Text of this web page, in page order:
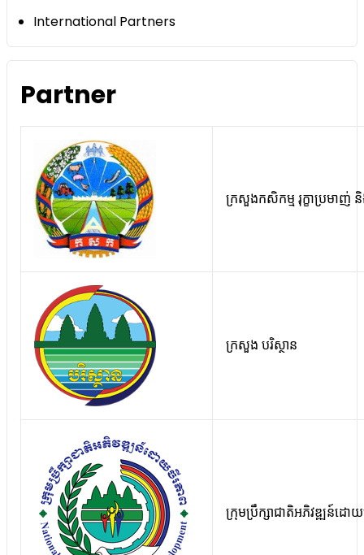
International Partners
Partner
ក្រសួងកសិកម្ម រុក្ខាប្រមាញ់
ក្រសួង បរិស្ថាន
ក្រុមប្រឹក្សាជាតិអភិវឌ្ឍន៍ដោ